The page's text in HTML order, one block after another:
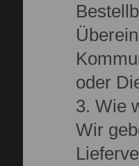
oder
3. Wie
Wir